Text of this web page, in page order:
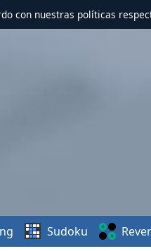
con nuestras políticas
Sudoku